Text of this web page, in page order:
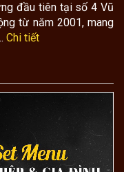
đầu tiên tại số 4 Vũ
từ năm 2001, mang
Chi tiết